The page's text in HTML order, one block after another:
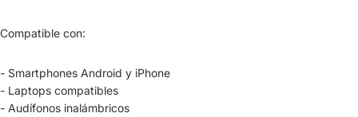
Compatible con:
- Smartphones Android y iPhone
- Laptops compatibles
- Audífonos inalámbricos